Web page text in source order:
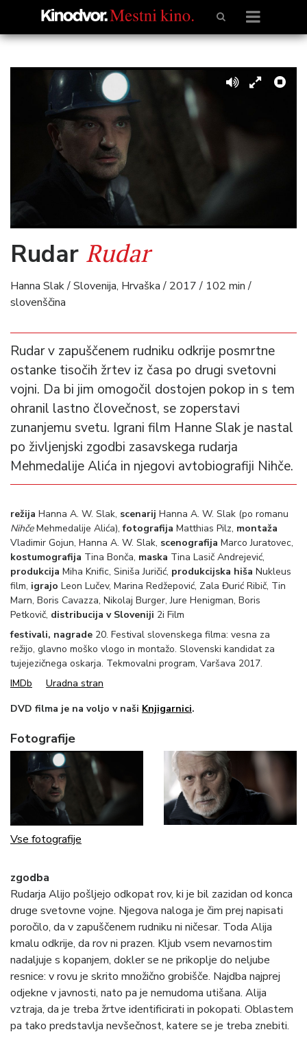
Rudar Rudar
Hanna Slak / Slovenija, Hrvaška / 2017 / 102 min /
slovenščina
Rudar v zapuščenem rudniku odkrije posmrtne
ostanke tisočih žrtev iz časa po drugi svetovni
vojni. Da bi jim omogočil dostojen pokop in s tem
ohranil lastno človečnost, se zoperstavi
zunanjemu svetu. Igrani film Hanne Slak je nastal
po življenjski zgodbi zasavskega rudarja
Mehmedalije Alića in njegovi avtobiografiji Nihče.
režija Hanna A. W. Slak, scenarij Hanna A. W. Slak (po romanu
NihčeMehmedalije Alića),fotografija Matthias Pilz, montaža
Vladimir Gojun, Hanna A. W. Slak, scenografija Marco Juratovec,
kostumografija Tina Bonča, maska Tina Lasič Andrejević,
produkcija Miha Knific, Siniša Juričić, produkcijska hiša Nukleus
film, igrajo Leon Lučev, Marina Redžepović, Zala Đurić Ribič, Tin
Marn, Boris Cavazza, Nikolaj Burger, Jure Henigman, Boris
Petkovič, distribucija v Sloveniji 2i Film
festivali, nagrade 20. Festival slovenskega filma: vesna za
režijo, glavno moško vlogo in montažo. Slovenski kandidat za
tujejezičnega oskarja. Tekmovalni program, Varšava 2017.
IMDb
Uradna stran
DVD filma je na voljo v naši Knjigarnici.
Fotografije
Vse fotografije
zgodba
Rudarja Alijo pošljejo odkopat rov, ki je bil zazidan od konca
druge svetovne vojne. Njegova naloga je čim prej napisati
poročilo, da v zapuščenem rudniku ni ničesar. Toda Alija
kmalu odkrije, da rov ni prazen. Kljub vsem nevarnostim
nadaljuje s kopanjem, dokler se ne prikoplje do neljube
resnice: v rovu je skrito množično grobišče. Najdba najprej
odjekne v javnosti, nato pa je nemudoma utišana. Alija
vztraja, da je treba žrtve identificirati in pokopati. Oblastem
pa tako predstavlja nevšečnost, katere se je treba znebiti.